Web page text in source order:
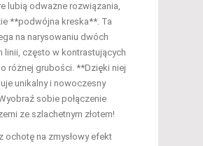
lubią odważne rozwiązania,
**podwójna kreska**. Ta
na narysowaniu dwóch
linii, często w kontrastujących
różnej grubości. **Dzięki niej
unikalny i nowoczesny
sobie połączenie
ze szlachetnym złotem!
ochotę na zmysłowy efekt